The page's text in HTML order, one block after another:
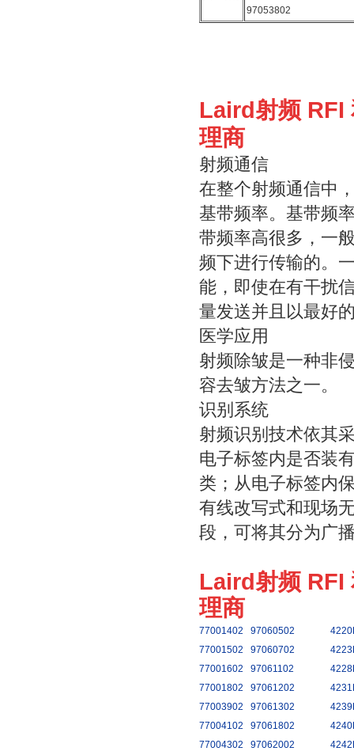
97053802
Laird射频 RFI
理商
射频通信
在整个射频通信中
基带频率。基带频
带频率高很多，一
频下进行传输的。
能，即使在有干扰
量发送并且以最好
医学应用
射频除皱是一种非
容去皱方法之一。
识别系统
射频识别技术依其
电子标签内是否装
类；从电子标签内
有线改写式和现场
段，可将其分为广
Laird射频 RFI
理商
77001402 97060502
77001502
97060702
77001602
97061102
77001802
97061202
77003902
97061302
77004102
97061802
77004302
97062002